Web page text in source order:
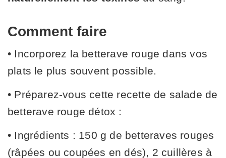
Comment faire
• Incorporez la betterave rouge dans vos
plats le plus souvent possible.
• Préparez-vous cette recette de salade de
betterave rouge détox :
• Ingrédients : 150 g de betteraves rouges
(râpées ou coupées en dés), 2 cuillères à